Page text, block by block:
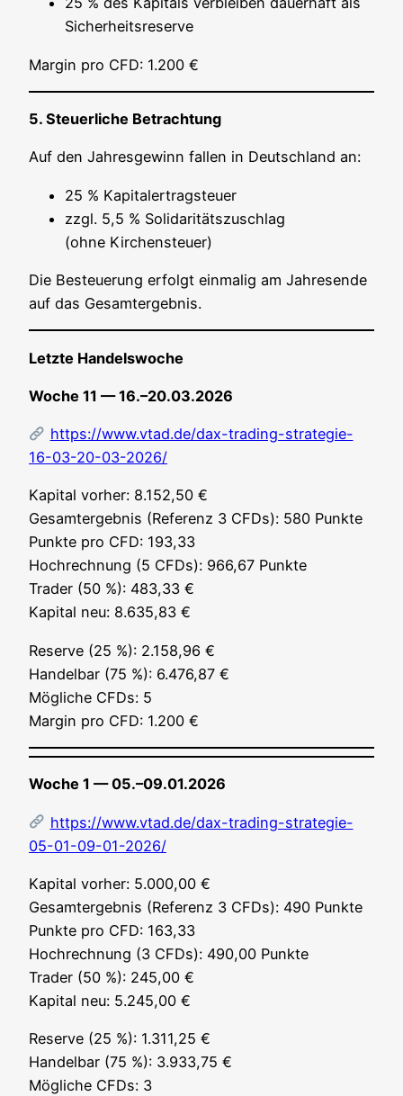
Sicherheitsreserve
Mar­gin pro CFD: 1.200 €
5. Steu­er­li­che Betrachtung
Auf den Jah­res­ge­winn fal­len in Deutsch­land an:
25 % Kapitalertragsteuer
zzgl. 5,5 % Soli­da­ri­täts­zu­schlag
(ohne Kir­chen­steu­er)
Die Besteue­rung erfolgt ein­ma­lig am Jah­res­en­de
auf das Gesamtergebnis.
Letz­te Handelswoche
Woche 11 — 16.–20.03.2026
https://www.vtad.de/dax-trading-strategie-
16-03-20-03-2026/
Kapi­tal vor­her: 8.152,50 €
Gesamt­ergeb­nis (Refe­renz 3 CFDs): 580 Punk­te
Punk­te pro CFD: 193,33
Hoch­rech­nung (5 CFDs): 966,67 Punk­te
Trader (50 %): 483,33 €
Kapi­tal neu: 8.635,83 €
Reser­ve (25 %): 2.158,96 €
Han­del­bar (75 %): 6.476,87 €
Mög­li­che CFDs: 5
Mar­gin pro CFD: 1.200 €
Woche 1 — 05.–09.01.2026
https://www.vtad.de/dax-trading-strategie-
05-01-09-01-2026/
Kapi­tal vor­her: 5.000,00 €
Gesamt­ergeb­nis (Refe­renz 3 CFDs): 490 Punk­te
Punk­te pro CFD: 163,33
Hoch­rech­nung (3 CFDs): 490,00 Punk­te
Trader (50 %): 245,00 €
Kapi­tal neu: 5.245,00 €
Reser­ve (25 %): 1.311,25 €
Han­del­bar (75 %): 3.933,75 €
Mög­li­che CFDs: 3